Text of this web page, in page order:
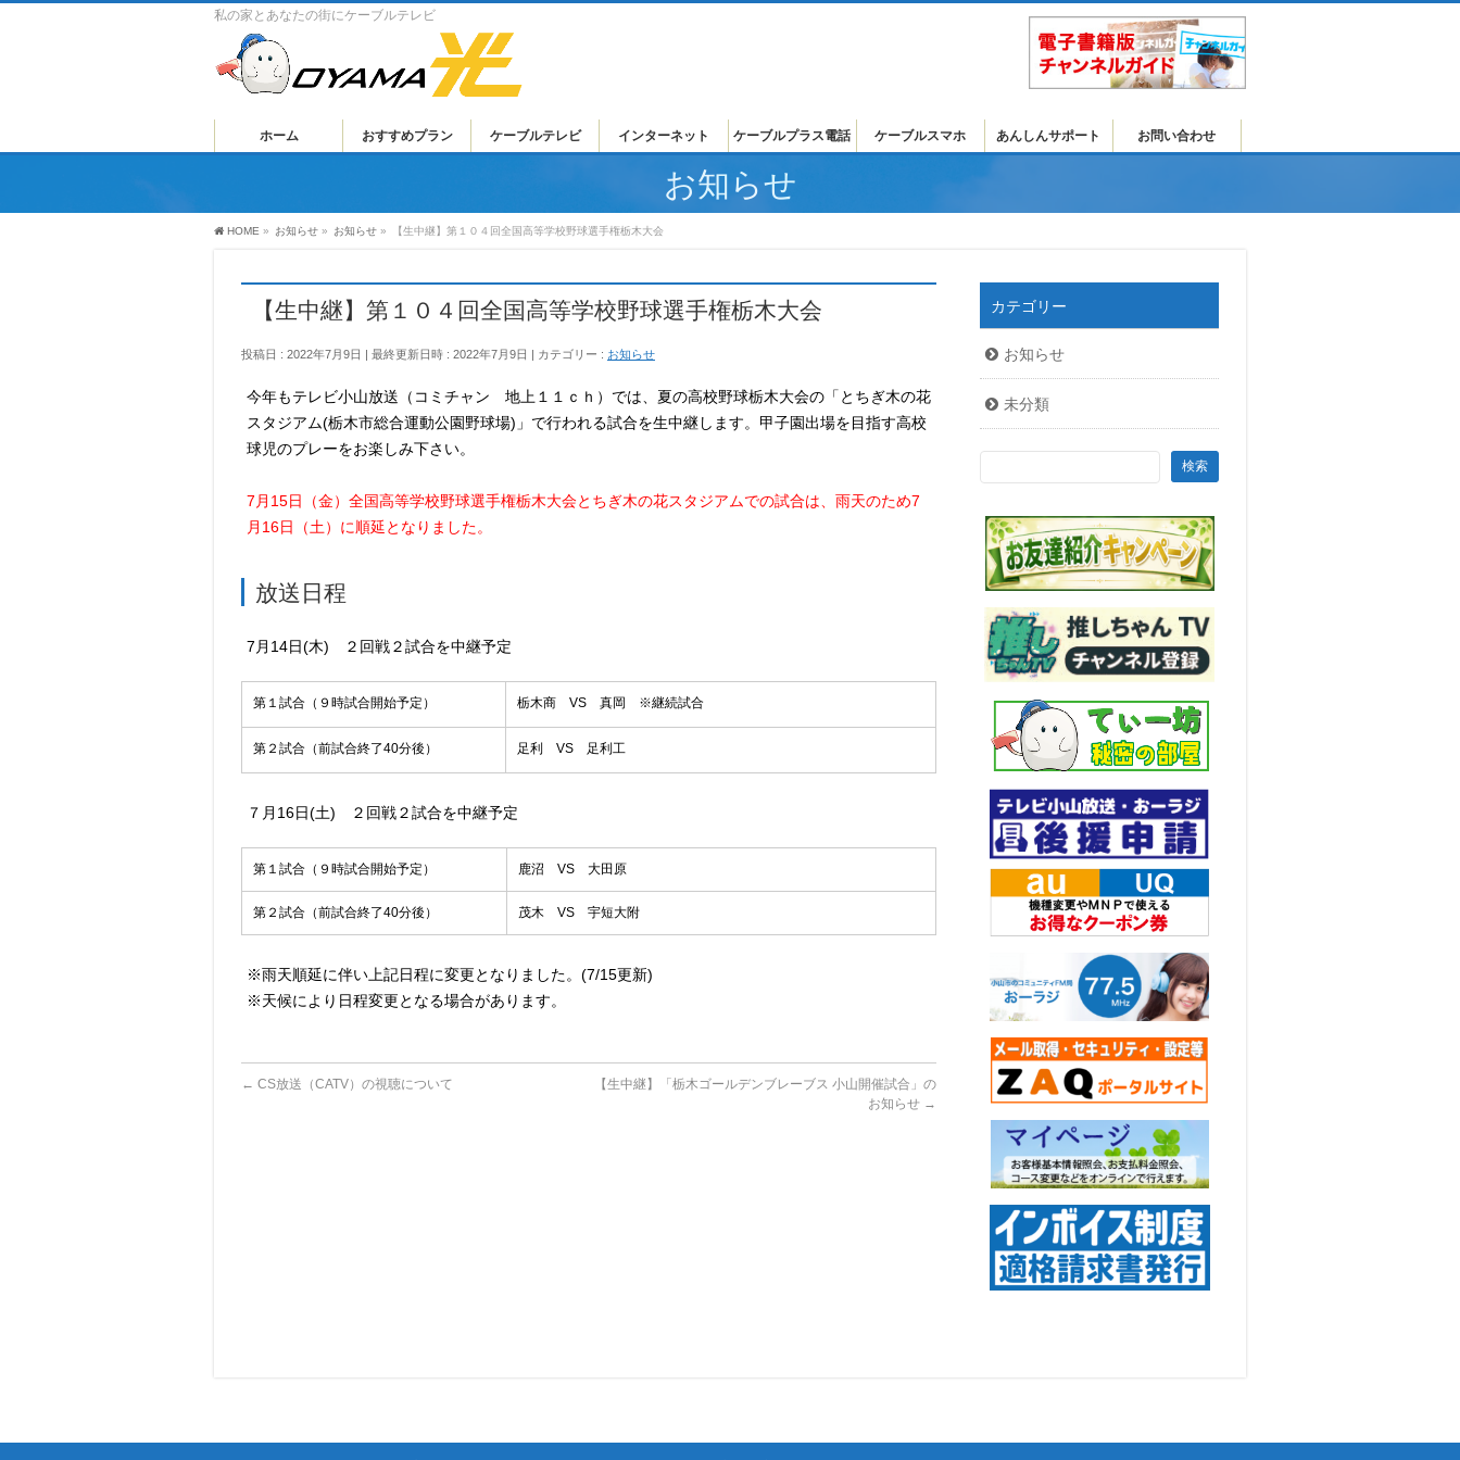
私の家とあなたの街にケーブルテレビ
ホーム おすすめプラン ケーブルテレビ インターネット ケーブルプラス電話 ケーブルスマホ あんしんサポート お問い合わせ
お知らせ
HOME » お知らせ » お知らせ » 【生中継】第１０４回全国高等学校野球選手権栃木大会
【生中継】第１０４回全国高等学校野球選手権栃木大会
投稿日 : 2022年7月9日 最終更新日時 : 2022年7月9日 カテゴリー : お知らせ
今年もテレビ小山放送（コミチャン 地上１１ｃｈ）では、夏の高校野球栃木大会の「とちぎ木の花
スタジアム(栃木市総合運動公園野球場)」で行われる試合を生中継します。甲子園出場を目指す高校
球児のプレーをお楽しみ下さい。
7月15日（金）全国高等学校野球選手権栃木大会とちぎ木の花スタジアムでの試合は、雨天のため7
月16日（土）に順延となりました。
放送日程
7月14日(木) ２回戦２試合を中継予定
第１試合（９時試合開始予定） 栃木商 VS 真岡 ※継続試合
第２試合（前試合終了40分後） 足利 VS 足利工
７月16日(土) ２回戦２試合を中継予定
第１試合（９時試合開始予定） 鹿沼 VS 大田原
第２試合（前試合終了40分後） 茂木 VS 宇短大附
※雨天順延に伴い上記日程に変更となりました。(7/15更新)
※天候により日程変更となる場合があります。
← CS放送（CATV）の視聴について
【生中継】「栃木ゴールデンブレーブス 小山開催試合」の
お知らせ →
カテゴリー
お知らせ
未分類